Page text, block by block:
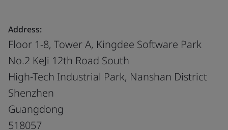
Address:
Floor 1-8, Tower A, Kingdee Software Park
No.2 KeJi 12th Road South
High-Tech Industrial Park, Nanshan District
Shenzhen
Guangdong
518057